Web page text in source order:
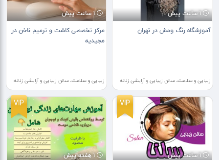
1 ساعت پیش
آموزشگاه رنگ ومش در تهران
زیبایی و سلامت، سالن زیبایی و آرایشی زنانه
1 ساعت پیش
مرکز تخصصی کاشت و ترمیم ناخن در
مجیدیه
زیبایی و سلامت، سالن زیبایی و آرایشی زنانه
VIP
1 ساعت پیش
VIP
1 هفته پیش